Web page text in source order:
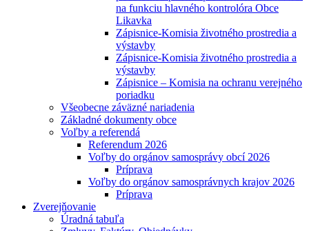
na funkciu hlavného kontrolóra Obce
Likavka
Zápisnice-Komisia životného prostredia a
výstavby
Zápisnice-Komisia životného prostredia a
výstavby
Zápisnice – Komisia na ochranu verejného
poriadku
Všeobecne záväzné nariadenia
Základné dokumenty obce
Voľby a referendá
Referendum 2026
Voľby do orgánov samosprávy obcí 2026
Príprava
Voľby do orgánov samosprávnych krajov 2026
Príprava
Zverejňovanie
Úradná tabuľa